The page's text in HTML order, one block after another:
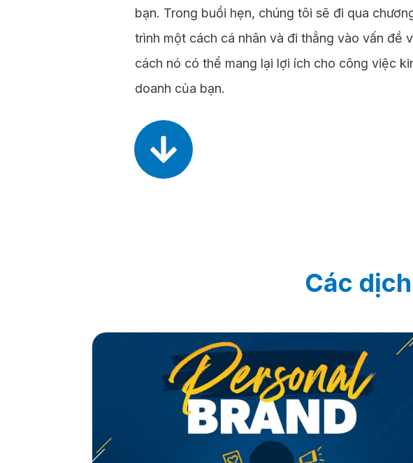
bạn. Trong buổi hẹn, chúng tôi sẽ đi qua
trình một cách cá nhân và đi thẳng vào vấn đề
cách nó có thể mang lại lợi ích cho công việc
doanh của bạn.
Các